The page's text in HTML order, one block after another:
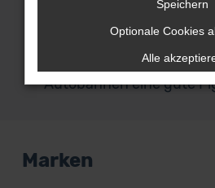
Würzburg eignet sich
perfekt und macht
Fahrten über
Autobahnen eine gute
Marken
Speichern
Optionale Cookies
Alle